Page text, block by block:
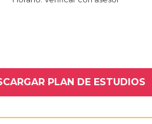
PLAN DE ESTUDIOS